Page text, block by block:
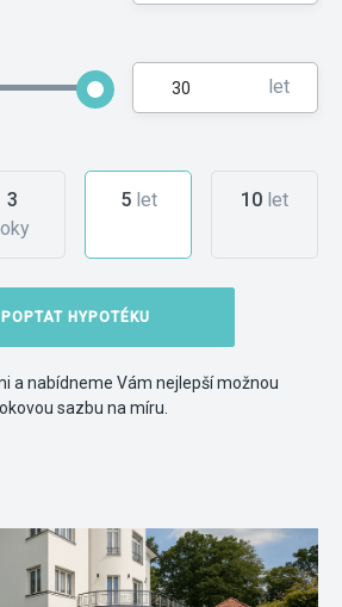
let
3
5let 10 let
POPTAT HYPOTÉKU
a nabídneme Vám nejlepší možnou
sazbu na míru.